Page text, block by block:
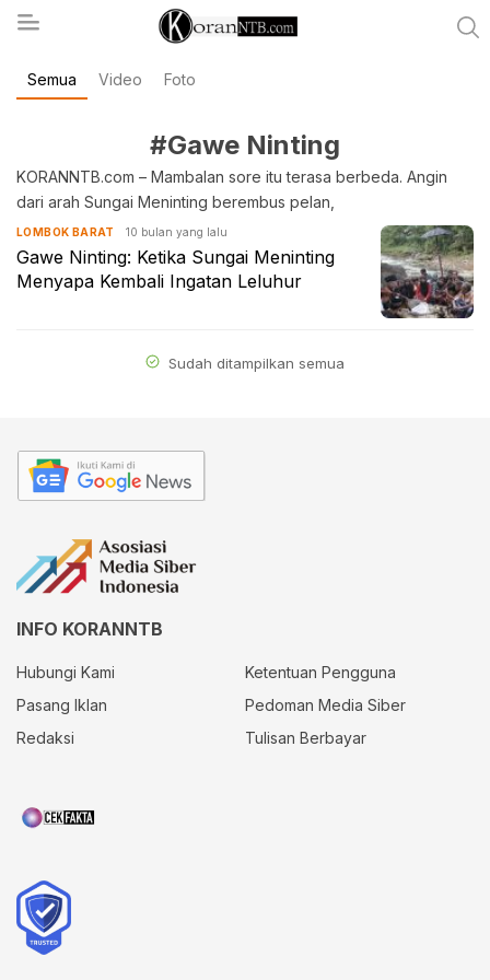
koranntb.com
Semua Video Foto
#Gawe Ninting
KORANNTB.com – Mambalan sore itu terasa berbeda. Angin
dari arah Sungai Meninting berembus pelan,
LOMBOK BARAT 10 bulan yang lalu
Gawe Ninting: Ketika Sungai Meninting
Menyapa Kembali Ingatan Leluhur
Sudah ditampilkan semua
INFO KORANNTB
Hubungi Kami
Ketentuan Pengguna
Pasang Iklan
Pedoman Media Siber
Redaksi
Tulisan Berbayar